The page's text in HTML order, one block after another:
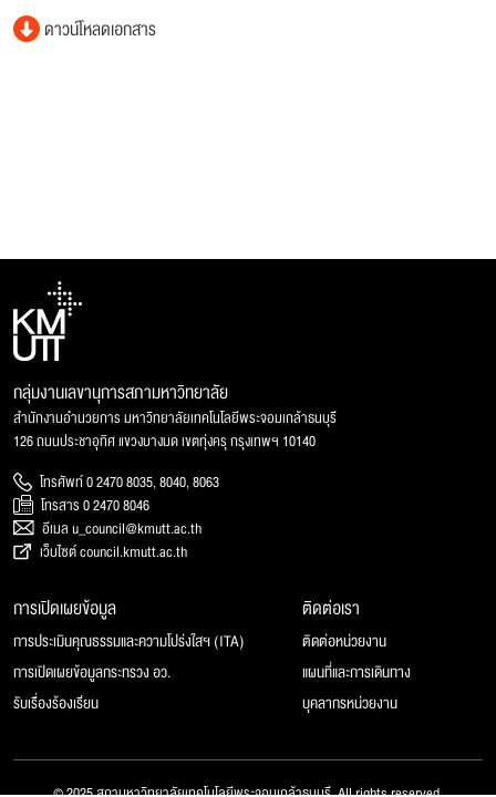
ดาวน์โหลดเอกสาร
กลุ่มงานเลขานุการสภามหาวิทยาลัย
สำนักงานอำนวยการ มหาวิทยาลัยเทคโนโลยีพระจอมเกล้าธนบุรี
126 ถนนประชาอุทิศ แขวงบางมด เขตทุ่งครุ กรุงเทพฯ 10140
โทรศัพท์ 0 2470 8035, 8040, 8063
โทรสาร 0 2470 8046
อีเมล u_council@kmutt.ac.th
เว็บไซต์ council.kmutt.ac.th
การเปิดเผยข้อมูล
การประเมินคุณธรรมและความโปร่งใสฯ (ITA)
การเปิดเผยข้อมูลกระทรวง อว.
รับเรื่องร้องเรียน
ติดต่อเรา
ติดต่อหน่วยงาน
แผนที่และการเดินทาง
บุคลากรหน่วยงาน